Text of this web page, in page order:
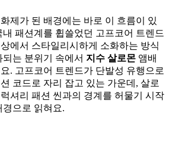
제가 된 배경에는 바로 이 흐름이 있
내 패션계를 휩쓸었던 고프코어 트렌드
에서 스타일리시하게 소화하는 방식
는 분위기 속에서 지수 살로몬 앰배
. 고프코어 트렌드가 단발성 유행으로
코드로 자리 잡고 있는 가운데, 살로
셔리 패션 씬과의 경계를 허물기 시작
으로 읽혀요.